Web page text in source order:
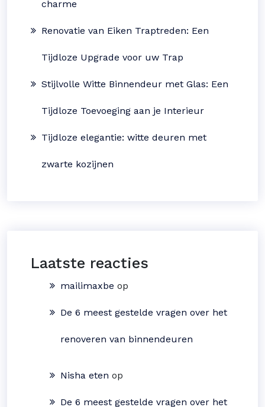
charme
Renovatie van Eiken Traptreden: Een
Tijdloze Upgrade voor uw Trap
Stijlvolle Witte Binnendeur met Glas: Een
Tijdloze Toevoeging aan je Interieur
Tijdloze elegantie: witte deuren met
zwarte kozijnen
Laatste reacties
mailimaxbe op
De 6 meest gestelde vragen over het
renoveren van binnendeuren
Nisha eten op
De 6 meest gestelde vragen over het